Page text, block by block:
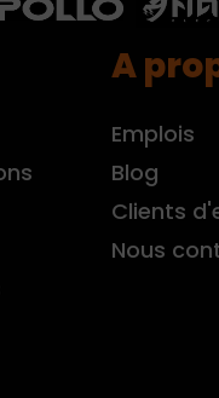
A
Emplois
Blog
Clients
Nous